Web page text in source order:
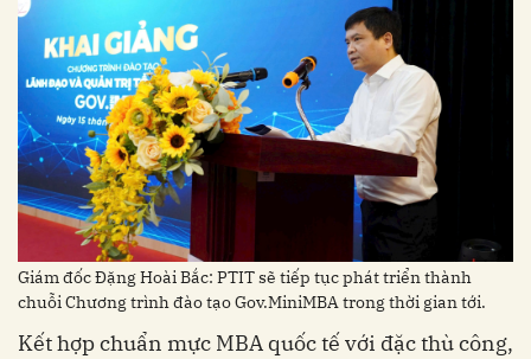
Giám đốc Đặng Hoài Bắc: PTIT sẽ tiếp tục phát triển thành
chuỗi Chương trình đào tạo Gov.MiniMBA trong thời gian tới.
Kết hợp chuẩn mực MBA quốc tế với đặc thù công,